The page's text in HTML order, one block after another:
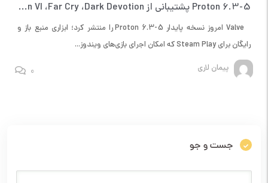
Proton 6.3-5 پشتیبانی از Civilization VI ،Far Cry ،Dark Devotion و موارد دیگر را اضافه می کند
Valve امروز نسخه پایدار Proton 6.3-5 را منتشر کرد؛ ابزاری منبع باز و
رایگان برای Steam Play که امکان اجرای بازی‌های ویندوز...
پیمان لاری
0
جست و جو